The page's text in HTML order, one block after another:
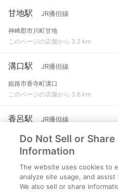
甘地駅 JR播但線
神崎郡市川町甘地
このページの店舗から 3.2 km
溝口駅 JR播但線
姫路市香寺町溝口
このページの店舗から 3.6 km
香呂駅 JR播但線
姫路市香寺町中屋
このページの店舗から 5.6 km
鶴居駅 JR播但線
神崎郡市川町鶴居
Do Not Sell or
Information
The website uses cookies to
analyze site usage, and
We also sell or share